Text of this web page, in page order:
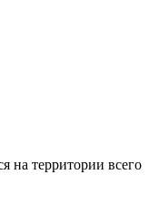
на территории всего